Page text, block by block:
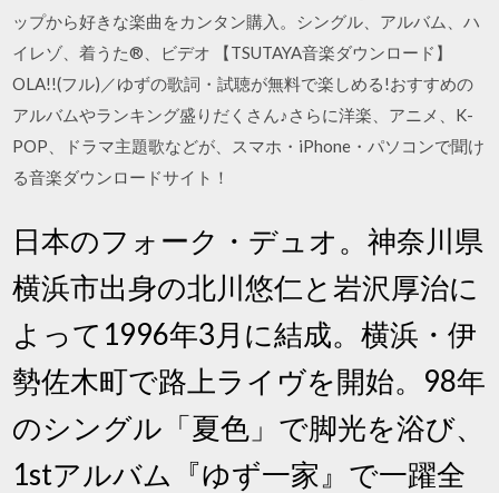
ップから好きな楽曲をカンタン購入。シングル、アルバム、ハ
イレゾ、着うた®、ビデオ 【TSUTAYA音楽ダウンロード】
OLA!!(フル)／ゆずの歌詞・試聴が無料で楽しめる!おすすめの
アルバムやランキング盛りだくさん♪さらに洋楽、アニメ、K-
POP、ドラマ主題歌などが、スマホ・iPhone・パソコンで聞け
る音楽ダウンロードサイト！
日本のフォーク・デュオ。神奈川県
横浜市出身の北川悠仁と岩沢厚治に
よって1996年3月に結成。横浜・伊
勢佐木町で路上ライヴを開始。98年
のシングル「夏色」で脚光を浴び、
1stアルバム『ゆず一家』で一躍全